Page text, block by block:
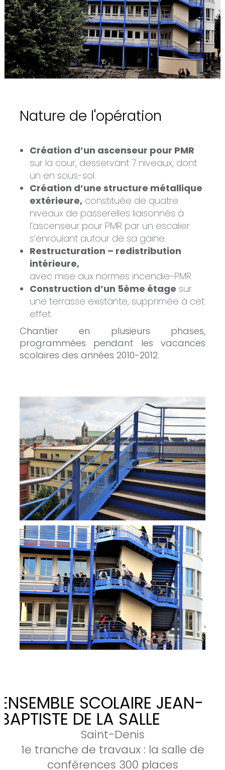
Nature de l'opération
Création d’un ascenseur pour PMR
sur la cour, desservant 7 niveaux, dont
un en sous-sol.
Création d’une structure métallique
extérieure,constituée de quatre
niveaux de passerelles liaisonnés à
l’ascenseur pour PMR par un escalier
s’enroulant autour de sa gaine.
Restructuration – redistribution
intérieure,
avec mise aux normes incendie-PMR
Construction d’un 5ème étage sur
une terrasse existante, supprimée à cet
effet.
Chantier en plusieurs phases,
programmées pendant les vacances
scolaires des années 2010-2012.
ENSEMBLE SCOLAIRE JEAN-
BAPTISTE DE LA SALLE
Saint-Denis
1e tranche de travaux : la salle de
conférences 300 places